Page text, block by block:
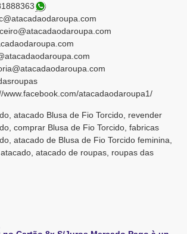
3
www.facebook.com/atacadaodaroupa1/
atacado Blusa de Fio Torcido, revender
comprar Blusa de Fio Torcido, fabricas
atacado de Blusa de Fio Torcido feminina,
atacado de roupas, roupas das